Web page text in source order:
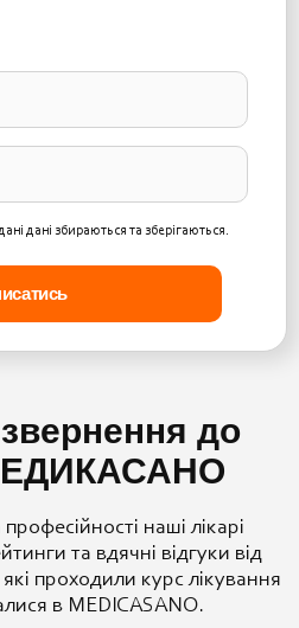
дані збираються та зберігаються.
до
наші лікарі
та вдячні відгуки від
які проходили курс лікування
в MEDICASANO.